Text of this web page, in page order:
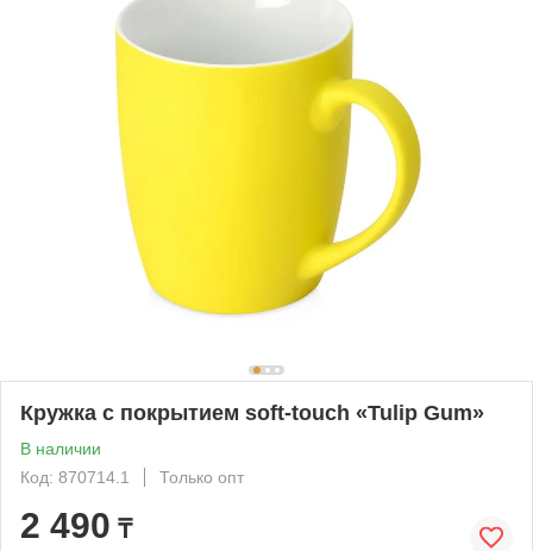
Кружка с покрытием soft-touch «Tulip Gum»
В наличии
Код: 870714.1
Только опт
2 490 ₸